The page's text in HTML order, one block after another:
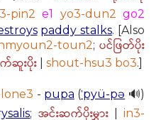
pin2 e1 yo3-dun2 go2
paddy stalks. [Also
toun2; ပင်ဖြတ်ပိုး
ဆူးပိုး shout-hsu3 bo3.]
- pupa (ˈpyü-pə 🔊)
; အင်းဆက်ပိုးမွှား|in3-